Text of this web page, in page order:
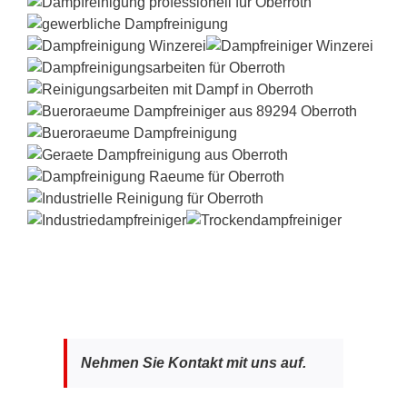
Nehmen Sie Kontakt mit uns auf.